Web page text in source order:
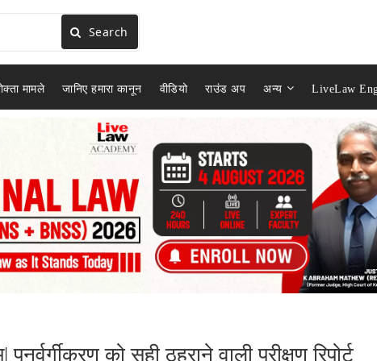
Search
मामले जानिए हमारा कानून वीडियो राउंड अप अन्य LiveLaw
को सही ठहराने वाली परीक्षण रिपोर्ट